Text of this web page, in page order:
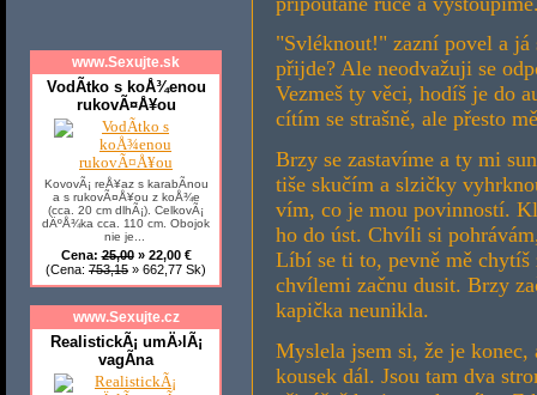
"Svléknout!" zazní povel a já
přijde? Ale neodvažuji se
Vezmeš ty věci, hodíš je do
cítím se strašně, ale přesto
Brzy se zastavíme a ty mi
tiše skučím a slzičky
vím, co je mou povinností.
ho do úst. Chvíli si
Líbí se ti to, pevně mě chytíš
chvílemi začnu dusit. Brzy
kapička neunikla.
Myslela jsem si, že je
kousek dál. Jsou tam dva
www.Sexujte.sk
VodÃ­tko s koÅ¾enou
rukovÃ¤Å¥ou
KovovÃ¡ reÅ¥az s karabÃ­nou
a s rukovÃ¤Å¥ou z koÅ¾e
(cca. 20 cm dlhÃ¡). CelkovÃ¡
dÄºÅ¾ka cca. 110 cm. Obojok
nie je...
Cena:25,00» 22,00 €
(Cena: 753,15 » 662,77 Sk)
www.Sexujte.cz
RealistickÃ¡ umÄ›lÃ¡
vagÃ­na